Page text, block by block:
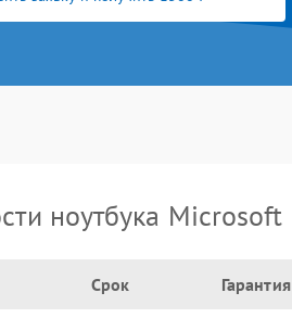
ноутбука Microsoft
Срок Гарантия